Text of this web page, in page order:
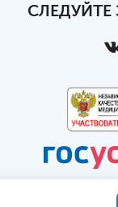
СЛЕДУЙТЕ